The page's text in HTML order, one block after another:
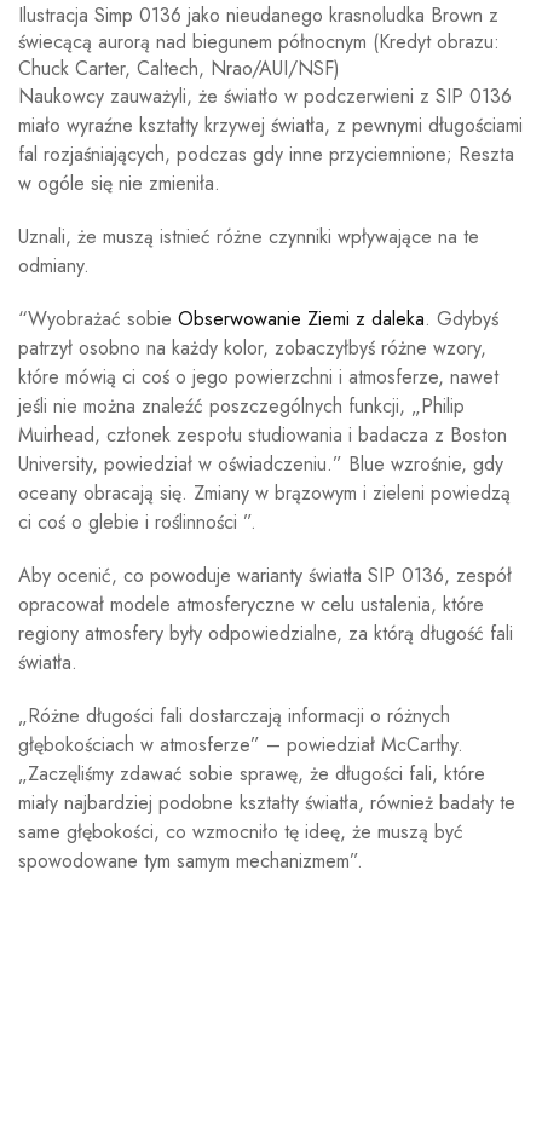
Ilustracja Simp 0136 jako nieudanego krasnoludka Brown z
świecącą aurorą nad biegunem północnym (Kredyt obrazu:
Chuck Carter, Caltech, Nrao/AUI/NSF)
Naukowcy zauważyli, że światło w podczerwieni z SIP 0136
miało wyraźne kształty krzywej światła, z pewnymi długościami
fal rozjaśniających, podczas gdy inne przyciemnione; Reszta
w ogóle się nie zmieniła.
Uznali, że muszą istnieć różne czynniki wpływające na te
odmiany.
“Wyobrażać sobie Obserwowanie Ziemi z daleka. Gdybyś
patrzył osobno na każdy kolor, zobaczyłbyś różne wzory,
które mówią ci coś o jego powierzchni i atmosferze, nawet
jeśli nie można znaleźć poszczególnych funkcji, „Philip
Muirhead, członek zespołu studiowania i badacza z Boston
University, powiedział w oświadczeniu.” Blue wzrośnie, gdy
oceany obracają się. Zmiany w brązowym i zieleni powiedzą
ci coś o glebie i roślinności ”.
Aby ocenić, co powoduje warianty światła SIP 0136, zespół
opracował modele atmosferyczne w celu ustalenia, które
regiony atmosfery były odpowiedzialne, za którą długość fali
światła.
„Różne długości fali dostarczają informacji o różnych
głębokościach w atmosferze” – powiedział McCarthy.
„Zaczęliśmy zdawać sobie sprawę, że długości fali, które
miały najbardziej podobne kształty światła, również badały te
same głębokości, co wzmocniło tę ideę, że muszą być
spowodowane tym samym mechanizmem”.